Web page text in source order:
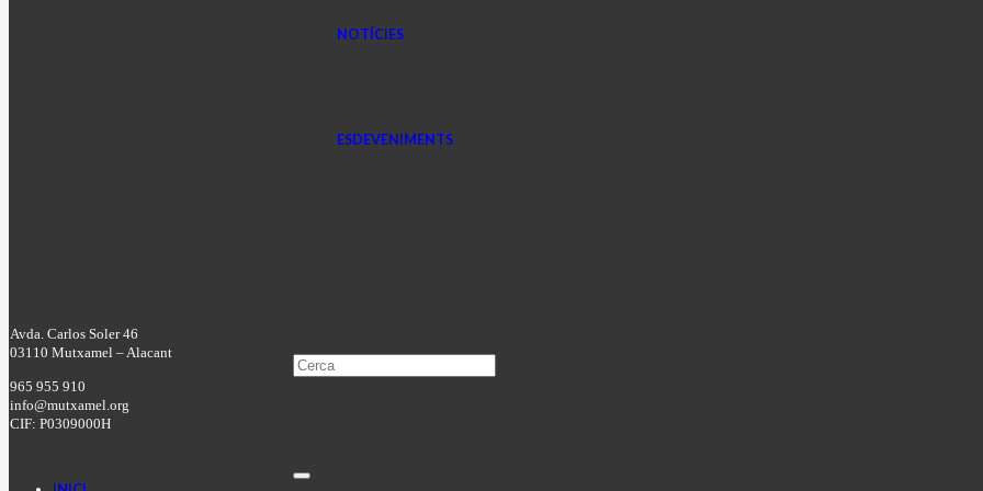
NOTÍCIES
ESDEVENIMENTS
Avda. Carlos Soler 46
03110 Mutxamel – Alacant
965 955 910
info@mutxamel.org
CIF: P0309000H